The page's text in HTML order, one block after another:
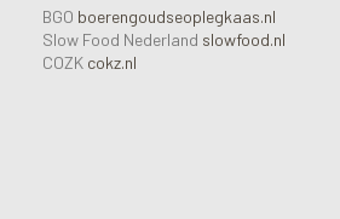
BGO boerengoudseoplegkaas.nl
Slow Food Nederland slowfood.nl
COZK cokz.nl